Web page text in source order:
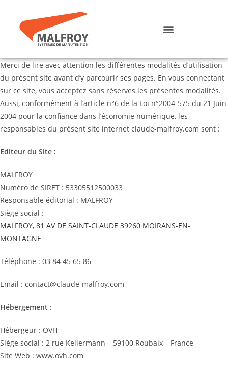
Merci de lire avec attention les différentes modalités d’utilisation
du présent site avant d’y parcourir ses pages. En vous connectant
sur ce site, vous acceptez sans réserves les présentes modalités.
Aussi, conformément à l’article n°6 de la Loi n°2004-575 du 21 Juin
2004 pour la confiance dans l’économie numérique, les
responsables du présent site internet claude-malfroy.com sont :
Editeur du Site :
MALFROY
Numéro de SIRET : 53305512500033
Responsable éditorial : MALFROY
Siège social :
MALFROY, 81 AV DE SAINT-CLAUDE 39260 MOIRANS-EN-
MONTAGNE
Téléphone : 03 84 45 65 86
Email : contact@claude-malfroy.com
Hébergement :
Hébergeur : OVH
Siège social : 2 rue Kellermann – 59100 Roubaix – France
Site Web : www.ovh.com